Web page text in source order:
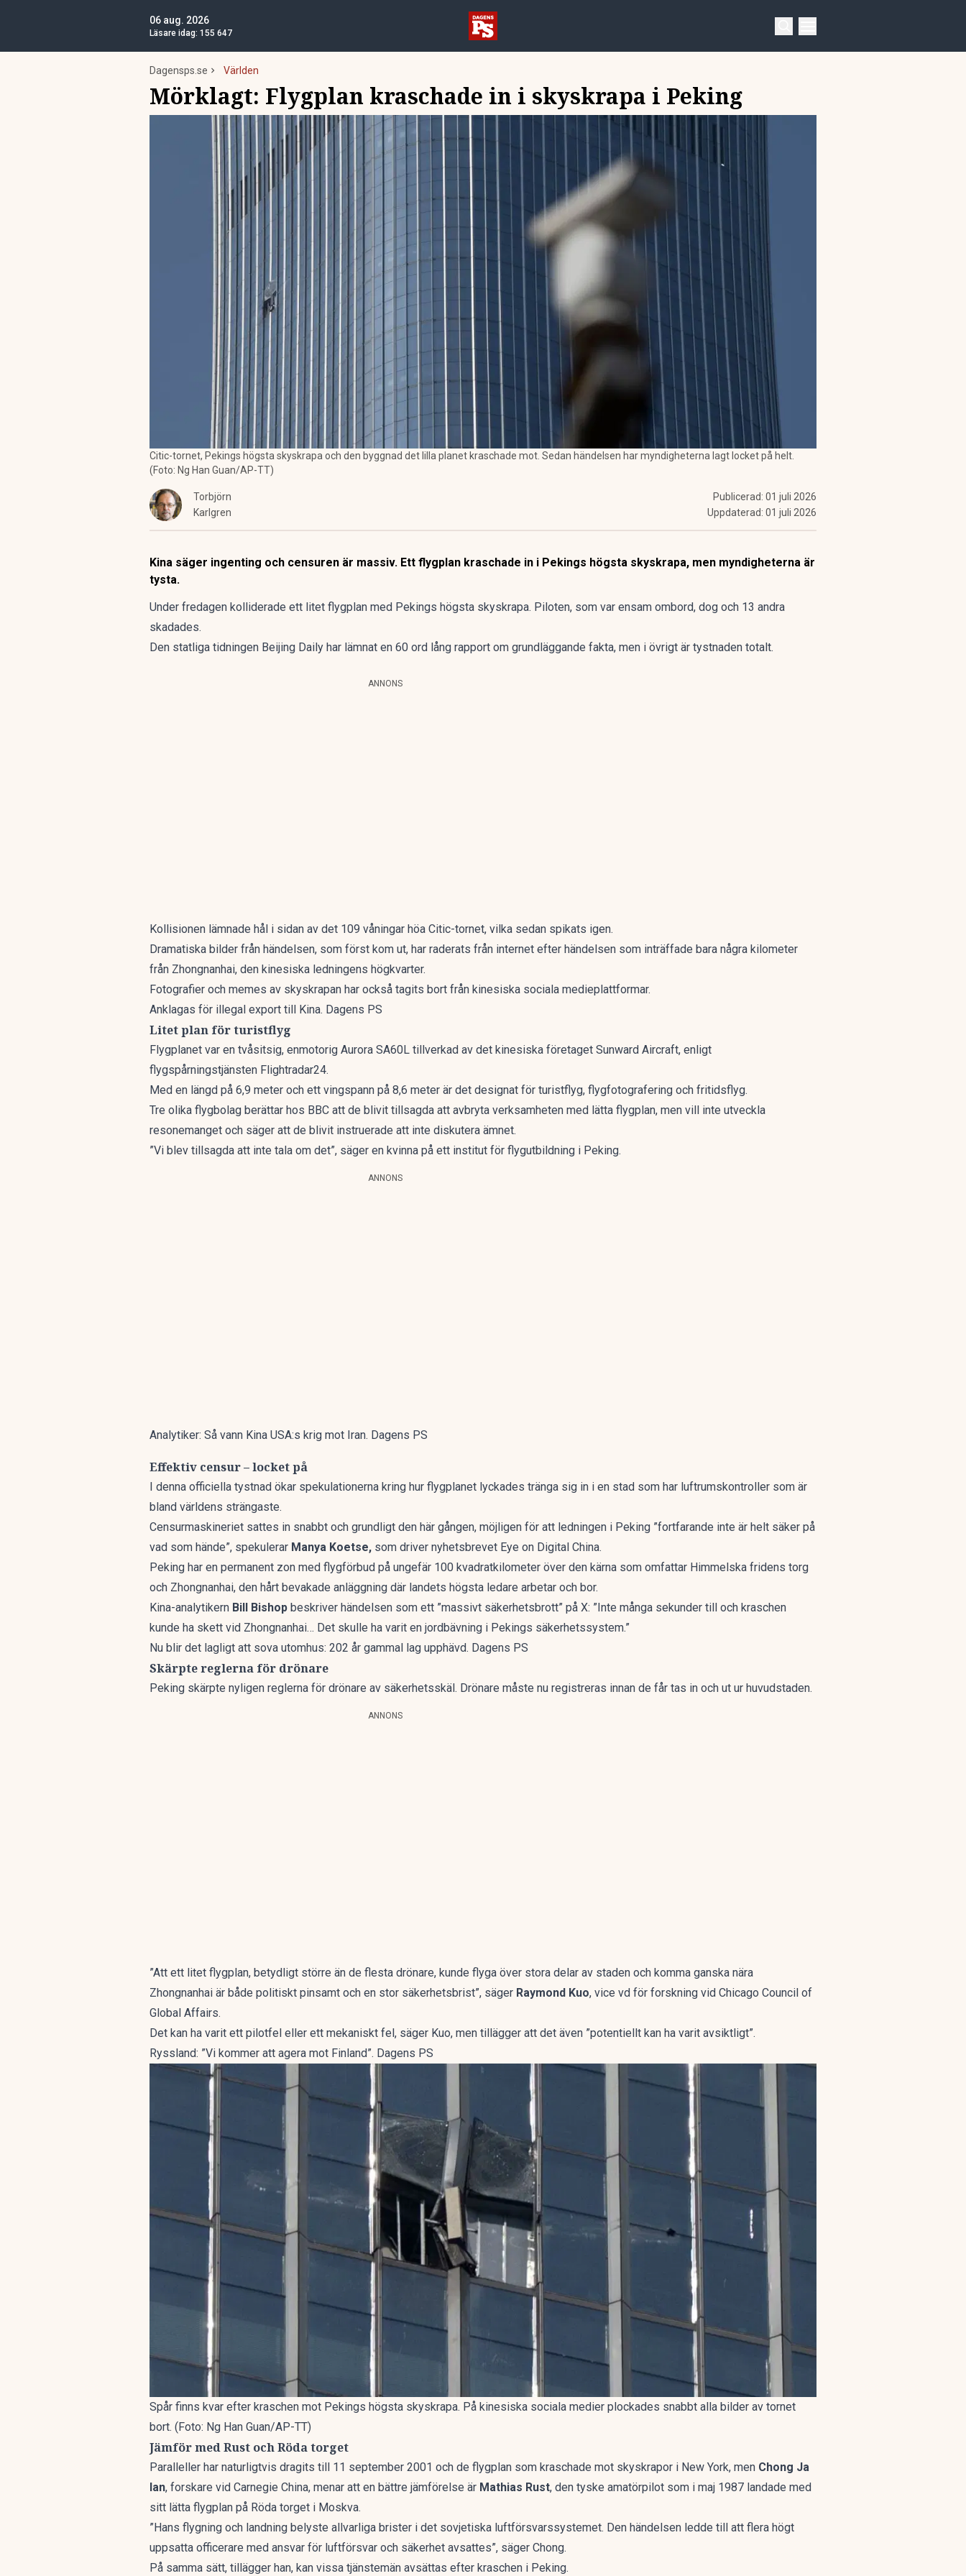
06 aug. 2026
Läsare idag: 155 647
Dagensps.se Världen
Mörklagt: Flygplan kraschade in i skyskrapa i Peking
Citic-tornet, Pekings högsta skyskrapa och den byggnad det lilla planet kraschade mot. Sedan händelsen har myndigheterna lagt locket på helt.
(Foto: Ng Han Guan/AP-TT)
Torbjörn
Karlgren
Publicerad: 01 juli 2026
Uppdaterad: 01 juli 2026
Kina säger ingenting och censuren är massiv. Ett flygplan kraschade in i Pekings högsta skyskrapa, men myndigheterna är
tysta.
Under fredagen kolliderade ett litet flygplan med Pekings högsta skyskrapa. Piloten, som var ensam ombord, dog och 13 andra
skadades.
Den statliga tidningen Beijing Daily har lämnat en 60 ord lång rapport om grundläggande fakta, men i övrigt är tystnaden totalt.
ANNONS
Kollisionen lämnade hål i sidan av det 109 våningar höa Citic-tornet, vilka sedan spikats igen.
Dramatiska bilder från händelsen, som först kom ut, har raderats från internet efter händelsen som inträffade bara några kilometer
från Zhongnanhai, den kinesiska ledningens högkvarter.
Fotografier och memes av skyskrapan har också tagits bort från kinesiska sociala medieplattformar.
Anklagas för illegal export till Kina. Dagens PS
Litet plan för turistflyg
Flygplanet var en tvåsitsig, enmotorig Aurora SA60L tillverkad av det kinesiska företaget Sunward Aircraft, enligt
flygspårningstjänsten Flightradar24.
Med en längd på 6,9 meter och ett vingspann på 8,6 meter är det designat för turistflyg, flygfotografering och fritidsflyg.
Tre olika flygbolag berättar hos BBC att de blivit tillsagda att avbryta verksamheten med lätta flygplan, men vill inte utveckla
resonemanget och säger att de blivit instruerade att inte diskutera ämnet.
”Vi blev tillsagda att inte tala om det”, säger en kvinna på ett institut för flygutbildning i Peking.
ANNONS
Analytiker: Så vann Kina USA:s krig mot Iran. Dagens PS
Effektiv censur – locket på
I denna officiella tystnad ökar spekulationerna kring hur flygplanet lyckades tränga sig in i en stad som har luftrumskontroller som är
bland världens strängaste.
Censurmaskineriet sattes in snabbt och grundligt den här gången, möjligen för att ledningen i Peking ”fortfarande inte är helt säker på
vad som hände”, spekulerar Manya Koetse, som driver nyhetsbrevet Eye on Digital China.
Peking har en permanent zon med flygförbud på ungefär 100 kvadratkilometer över den kärna som omfattar Himmelska fridens torg
och Zhongnanhai, den hårt bevakade anläggning där landets högsta ledare arbetar och bor.
Kina-analytikern Bill Bishop beskriver händelsen som ett ”massivt säkerhetsbrott” på X: ”Inte många sekunder till och kraschen
kunde ha skett vid Zhongnanhai… Det skulle ha varit en jordbävning i Pekings säkerhetssystem.”
Nu blir det lagligt att sova utomhus: 202 år gammal lag upphävd. Dagens PS
Skärpte reglerna för drönare
Peking skärpte nyligen reglerna för drönare av säkerhetsskäl. Drönare måste nu registreras innan de får tas in och ut ur huvudstaden.
ANNONS
”Att ett litet flygplan, betydligt större än de flesta drönare, kunde flyga över stora delar av staden och komma ganska nära
Zhongnanhai är både politiskt pinsamt och en stor säkerhetsbrist”, säger Raymond Kuo, vice vd för forskning vid Chicago Council of
Global Affairs.
Det kan ha varit ett pilotfel eller ett mekaniskt fel, säger Kuo, men tillägger att det även ”potentiellt kan ha varit avsiktligt”.
Ryssland: ”Vi kommer att agera mot Finland”. Dagens PS
Spår finns kvar efter kraschen mot Pekings högsta skyskrapa. På kinesiska sociala medier plockades snabbt alla bilder av tornet
bort. (Foto: Ng Han Guan/AP-TT)
Jämför med Rust och Röda torget
Paralleller har naturligtvis dragits till 11 september 2001 och de flygplan som kraschade mot skyskrapor i New York, men Chong Ja
Ian, forskare vid Carnegie China, menar att en bättre jämförelse är Mathias Rust, den tyske amatörpilot som i maj 1987 landade med
sitt lätta flygplan på Röda torget i Moskva.
”Hans flygning och landning belyste allvarliga brister i det sovjetiska luftförsvarssystemet. Den händelsen ledde till att flera högt
uppsatta officerare med ansvar för luftförsvar och säkerhet avsattes”, säger Chong.
På samma sätt, tillägger han, kan vissa tjänstemän avsättas efter kraschen i Peking.